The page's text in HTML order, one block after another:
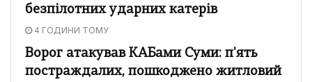
безпілотних ударних катерів
4 ГОДИНИ ТОМУ
Ворог атакував КАБами Суми: п'ять
постраждалих, пошкоджено житловий